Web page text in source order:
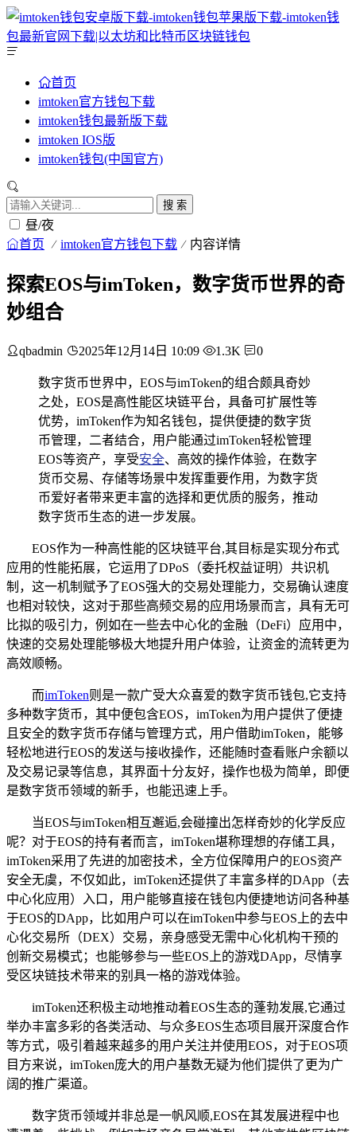
首页
imtoken官方钱包下载
imtoken钱包最新版下载
imtoken IOS版
imtoken钱包(中国官方)
搜 索
昼/夜
首页 imtoken官方钱包下载 内容详情
探索EOS与imToken，数字货币世界的奇
妙组合
qbadmin 2025年12月14日 10:09 1.3K 0
数字货币世界中，EOS与imToken的组合颇具奇妙
之处，EOS是高性能区块链平台，具备可扩展性等
优势，imToken作为知名钱包，提供便捷的数字货
币管理，二者结合，用户能通过imToken轻松管理
EOS等资产，享受安全、高效的操作体验，在数字
货币交易、存储等场景中发挥重要作用，为数字货
币爱好者带来更丰富的选择和更优质的服务，推动
数字货币生态的进一步发展。
EOS作为一种高性能的区块链平台,其目标是实现分布式
应用的性能拓展，它运用了DPoS（委托权益证明）共识机
制，这一机制赋予了EOS强大的交易处理能力，交易确认速度
也相对较快，这对于那些高频交易的应用场景而言，具有无可
比拟的吸引力，例如在一些去中心化的金融（DeFi）应用中，
快速的交易处理能够极大地提升用户体验，让资金的流转更为
高效顺畅。
而imToken则是一款广受大众喜爱的数字货币钱包,它支持
多种数字货币，其中便包含EOS，imToken为用户提供了便捷
且安全的数字货币存储与管理方式，用户借助imToken，能够
轻松地进行EOS的发送与接收操作，还能随时查看账户余额以
及交易记录等信息，其界面十分友好，操作也极为简单，即便
是数字货币领域的新手，也能迅速上手。
当EOS与imToken相互邂逅,会碰撞出怎样奇妙的化学反应
呢？对于EOS的持有者而言，imToken堪称理想的存储工具，
imToken采用了先进的加密技术，全方位保障用户的EOS资产
安全无虞，不仅如此，imToken还提供了丰富多样的DApp（去
中心化应用）入口，用户能够直接在钱包内便捷地访问各种基
于EOS的DApp，比如用户可以在imToken中参与EOS上的去中
心化交易所（DEX）交易，亲身感受无需中心化机构干预的
创新交易模式；也能够参与一些EOS上的游戏DApp，尽情享
受区块链技术带来的别具一格的游戏体验。
imToken还积极主动地推动着EOS生态的蓬勃发展,它通过
举办丰富多彩的各类活动、与众多EOS生态项目展开深度合作
等方式，吸引着越来越多的用户关注并使用EOS，对于EOS项
目方来说，imToken庞大的用户基数无疑为他们提供了更为广
阔的推广渠道。
数字货币领域并非总是一帆风顺,EOS在其发展进程中也